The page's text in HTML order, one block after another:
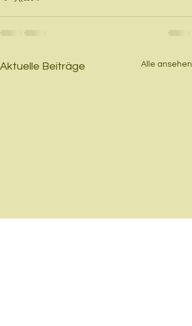
Aktuelle Beiträge Alle ansehen